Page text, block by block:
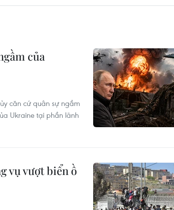
của
căn cứ quân sự ngầm
Ukraine tại phần lãnh
vụ vượt biển ồ